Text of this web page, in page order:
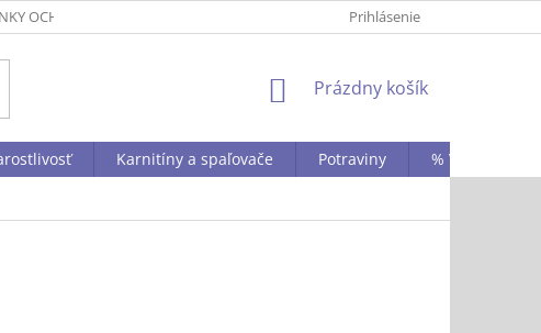
OCHRANY OSOBNÝCH ÚDAJOV STAŇTE SA NAŠÍM
Prihlásenie
NÁKUPNÝ
Prázdny košík
Karnitíny a spaľovače Potraviny
% VÝPREDAJ A